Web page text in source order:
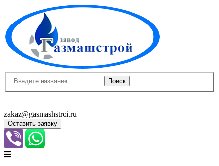
zakaz@gasmashstroi.ru
Оставить заявку